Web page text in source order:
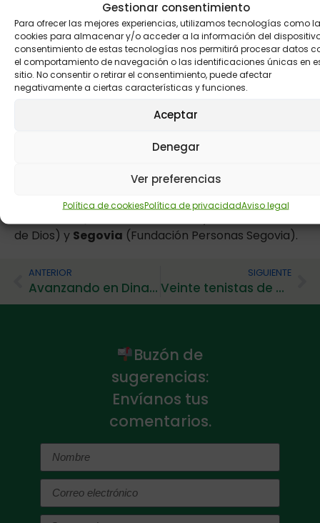
Gestionar consentimiento
Para ofrecer las mejores experiencias, utilizamos tecnologías como
cookies para almacenar y/o acceder a la información del
consentimiento de estas tecnologías nos permitirá procesar datos
el comportamiento de navegación o las identificaciones únicas en
sitio. No consentir o retirar el consentimiento, puede afectar
negativamente a ciertas características y funciones.
Aceptar
Denegar
Ver preferencias
Política de cookiesPolítica de privacidadAviso legal
forma vehemente el compromiso de diferentes
colectivos (políticos, periodistas, médicos, jueces, ..)
y de los ciudadanos en general para construir entre
todos una sociedad más justa e inclusiva.
Esta jornada reunió a un centenar de personas con
discapacidad intelectual de toda la región
procedentes siete provincias, concretamente de
(Asprosub Benavente y Fundación
Palencia(Fundación Personas y
Fundación San Cebrián),Burgos(Aspanias),
de Dios) y Segovia (Fundación Personas Segovia).
ANTERIOR
Avanzando en Dinamización Asociativa
SIGUIENTE
Veinte tenistas de Castilla y León demuestran su buen nivel en «Más que tenis»
Buzón de
sugerencias:
Envíanos tus
comentarios.